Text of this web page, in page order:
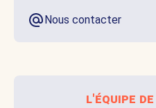
Nous contacter
l'équipe